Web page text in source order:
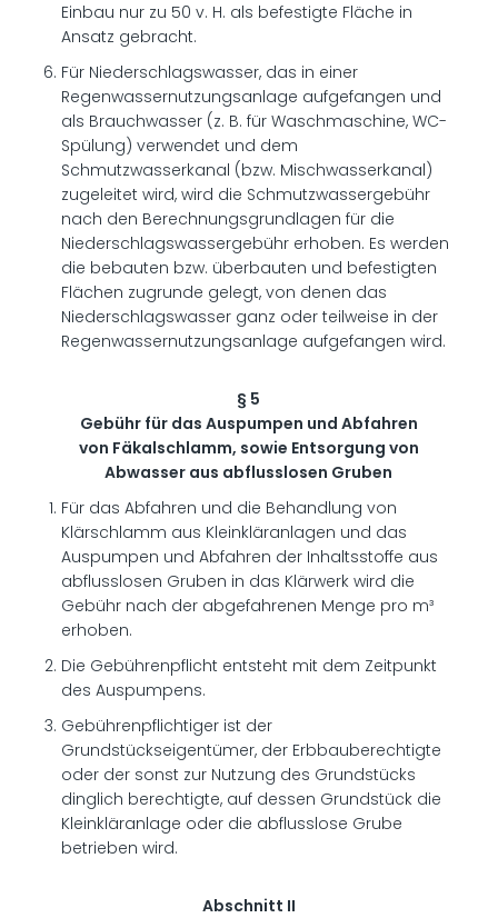
Einbau nur zu 50 v. H. als befestigte Fläche in
Ansatz gebracht.
Für Niederschlagswasser, das in einer
Regenwassernutzungsanlage aufgefangen und
als Brauchwasser (z. B. für Waschmaschine, WC-
Spülung) verwendet und dem
Schmutzwasserkanal (bzw. Mischwasserkanal)
zugeleitet wird, wird die Schmutzwassergebühr
nach den Berechnungsgrundlagen für die
Niederschlagswassergebühr erhoben. Es werden
die bebauten bzw. überbauten und befestigten
Flächen zugrunde gelegt, von denen das
Niederschlagswasser ganz oder teilweise in der
Regenwassernutzungsanlage aufgefangen wird.
§ 5
Gebühr für das Auspumpen und Abfahren
von Fäkalschlamm, sowie Entsorgung von
Abwasser aus abflusslosen Gruben
Für das Abfahren und die Behandlung von
Klärschlamm aus Kleinkläranlagen und das
Auspumpen und Abfahren der Inhaltsstoffe aus
abflusslosen Gruben in das Klärwerk wird die
Gebühr nach der abgefahrenen Menge pro m³
erhoben.
Die Gebührenpflicht entsteht mit dem Zeitpunkt
des Auspumpens.
Gebührenpflichtiger ist der
Grundstückseigentümer, der Erbbauberechtigte
oder der sonst zur Nutzung des Grundstücks
dinglich berechtigte, auf dessen Grundstück die
Kleinkläranlage oder die abflusslose Grube
betrieben wird.
Abschnitt II